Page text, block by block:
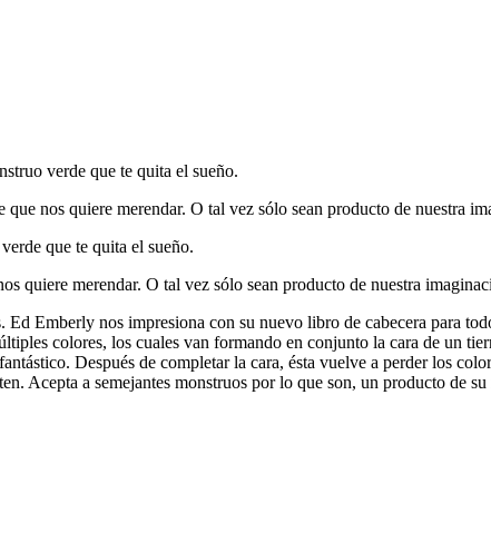
verde que te quita el sueño.
nos quiere merendar. O tal vez sólo sean producto de nuestra
que te quita el sueño.
quiere merendar. O tal vez sólo sean producto de nuestra
Emberly nos impresiona con su nuevo libro de cabecera para
colores, los cuales van formando en conjunto la cara de un
Después de completar la cara, ésta vuelve a perder los
Acepta a semejantes monstruos por lo que son, un producto de